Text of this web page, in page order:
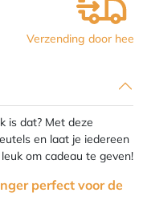
heel Europa
is dat? Met deze
en laat je iedereen
om cadeau te geven!
perfect voor de